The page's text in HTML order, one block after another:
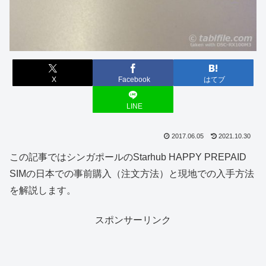
X Facebook はてブ
LINE
2017.06.05 2021.10.30
この記事ではシンガポールのStarhub HAPPY PREPAID
SIMの日本での事前購入（注文方法）と現地での入手方法
を解説します。
スポンサーリンク